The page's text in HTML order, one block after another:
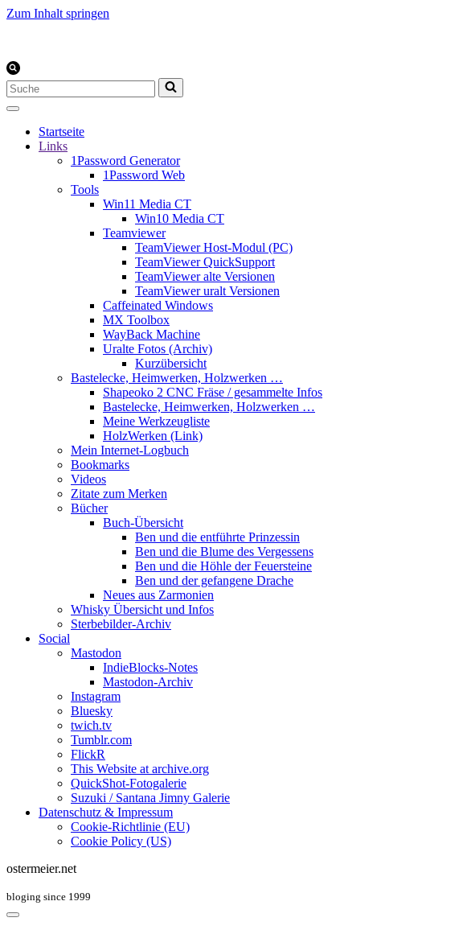
Zum Inhalt springen
Suchen
nach …
Startseite
Links
1Password Generator
1Password Web
Tools
Win11 Media CT
Win10 Media CT
Teamviewer
TeamViewer Host-Modul (PC)
TeamViewer QuickSupport
TeamViewer alte Versionen
TeamViewer uralt Versionen
Caffeinated Windows
MX Toolbox
WayBack Machine
Uralte Fotos (Archiv)
Kurzübersicht
Bastelecke, Heimwerken, Holzwerken …
Shapeoko 2 CNC Fräse / gesammelte Infos
Bastelecke, Heimwerken, Holzwerken …
Meine Werkzeugliste
HolzWerken (Link)
Mein Internet-Logbuch
Bookmarks
Videos
Zitate zum Merken
Bücher
Buch-Übersicht
Ben und die entführte Prinzessin
Ben und die Blume des Vergessens
Ben und die Höhle der Feuersteine
Ben und der gefangene Drache
Neues aus Zarmonien
Whisky Übersicht und Infos
Sterbebilder-Archiv
Social
Mastodon
IndieBlocks-Notes
Mastodon-Archiv
Instagram
Bluesky
twich.tv
Tumblr.com
FlickR
This Website at archive.org
QuickShot-Fotogalerie
Suzuki / Santana Jimny Galerie
Datenschutz & Impressum
Cookie-Richtlinie (EU)
Cookie Policy (US)
ostermeier.net
bloging since 1999